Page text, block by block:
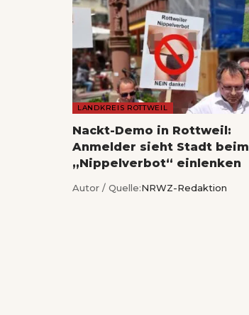
LANDKREIS ROTTWEIL
Nackt-Demo in Rottweil:
Anmelder sieht Stadt beim
„Nippelverbot“ einlenken
Autor / Quelle:NRWZ-Redaktion